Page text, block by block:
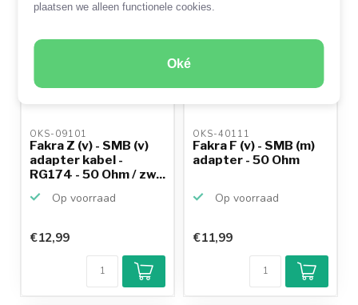
plaatsen we alleen functionele cookies.
Oké
OKS-09101
Fakra Z (v) - SMB (v)
adapter kabel -
RG174 - 50 Ohm / zw...
Op voorraad
€12,99
OKS-40111
Fakra F (v) - SMB (m)
adapter - 50 Ohm
Op voorraad
€11,99